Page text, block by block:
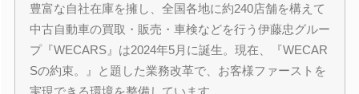
豊富な自社在庫を擁し、全国各地に約240店舗を構えて
中古自動車の買取・販売・車検などを行う伊藤忠グルー
プ『WECARS』は2024年5月に誕生。現在、『WECAR
Sの約束。』と題した業務改革で、お客様ファーストを
実現できる環境を整備しています。